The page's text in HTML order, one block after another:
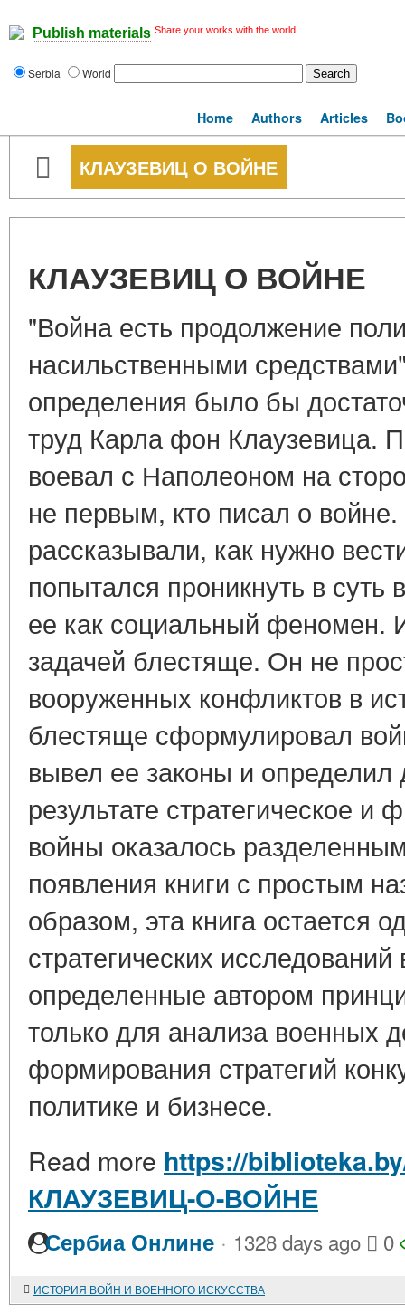
Publish materials Share your works with the world!
Serbia World
Home Authors Articles
КЛАУЗЕВИЦ О ВОЙНЕ
КЛАУЗЕВИЦ О ВОЙНЕ
"Война есть продолжение
насильственными
определения было бы
труд Карла фон Клаузевица.
воевал с Наполеоном на
не первым, кто писал о
рассказывали, как нужно
попытался проникнуть в суть
ее как социальный феномен.
задачей блестяще. Он не
вооруженных конфликтов в
блестяще сформулировал
вывел ее законы и
результате стратегическое
войны оказалось
появления книги с простым
образом, эта книга остается
стратегических
определенные автором
только для анализа военных
формирования стратегий
политике и бизнесе.
Read more https://
КЛАУЗЕВИЦ-О-ВОЙНЕ
Сербиа Онлине · 1328 days ago 0
ИСТОРИЯ ВОЙН И ВОЕННОГО ИСКУССТВА